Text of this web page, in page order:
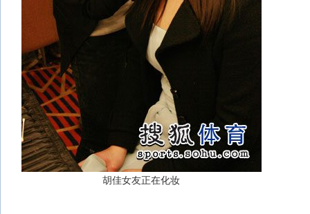
胡佳女友正在化妆